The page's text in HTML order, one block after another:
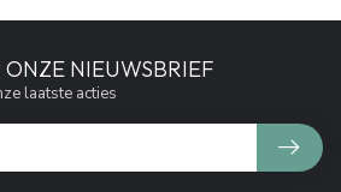
NIEUWSBRIEF
laatste acties